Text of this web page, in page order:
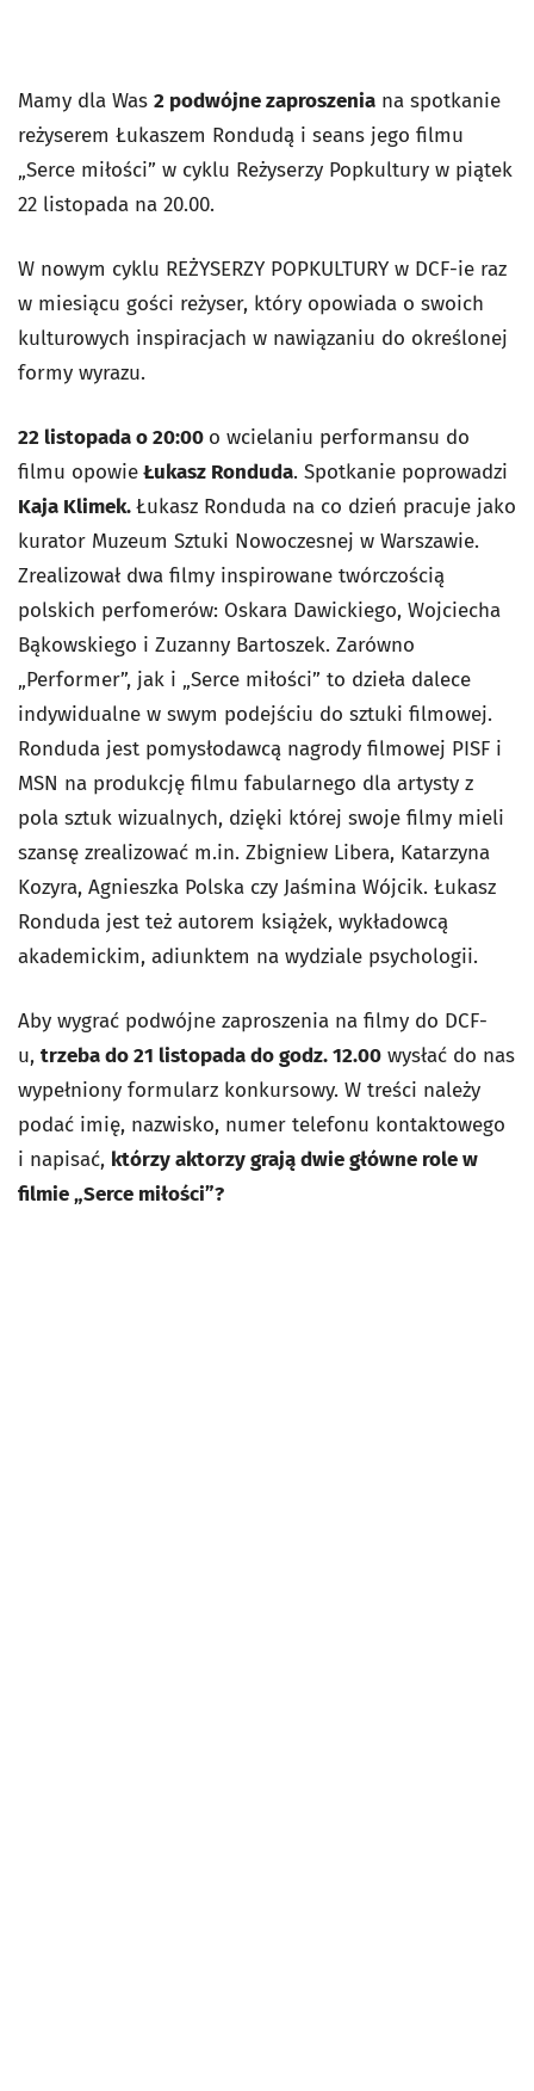
Mamy dla Was 2 podwójne zaproszenia na spotkanie
reżyserem Łukaszem Rondudą i seans jego filmu
„Serce miłości” w cyklu Reżyserzy Popkultury w piątek
22 listopada na 20.00.
W nowym cyklu REŻYSERZY POPKULTURY w DCF-ie raz
w miesiącu gości reżyser, który opowiada o swoich
kulturowych inspiracjach w nawiązaniu do określonej
formy wyrazu.
22 listopada o 20:00 o wcielaniu performansu do
filmu opowieŁukasz Ronduda. Spotkanie poprowadzi
Kaja Klimek.Łukasz Ronduda na co dzień pracuje jako
kurator Muzeum Sztuki Nowoczesnej w Warszawie.
Zrealizował dwa filmy inspirowane twórczością
polskich perfomerów: Oskara Dawickiego, Wojciecha
Bąkowskiego i Zuzanny Bartoszek. Zarówno
„Performer”, jak i „Serce miłości” to dzieła dalece
indywidualne w swym podejściu do sztuki filmowej.
Ronduda jest pomysłodawcą nagrody filmowej PISF i
MSN na produkcję filmu fabularnego dla artysty z
pola sztuk wizualnych, dzięki której swoje filmy mieli
szansę zrealizować m.in. Zbigniew Libera, Katarzyna
Kozyra, Agnieszka Polska czy Jaśmina Wójcik. Łukasz
Ronduda jest też autorem książek, wykładowcą
akademickim, adiunktem na wydziale psychologii.
Aby wygrać podwójne zaproszenia na filmy do DCF-
u, trzeba do 21 listopada do godz. 12.00 wysłać do nas
wypełniony formularz konkursowy. W treści należy
podać imię, nazwisko, numer telefonu kontaktowego
i napisać, którzy aktorzy grają dwie główne role w
filmie „Serce miłości”?